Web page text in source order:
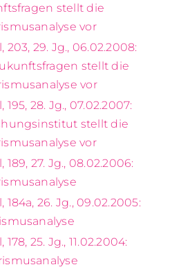
stellt die
vor
29. Jg., 06.02.2008:
stellt die
vor
28. Jg., 07.02.2007:
stellt die
vor
27. Jg., 08.02.2006:
26. Jg., 09.02.2005:
25. Jg., 11.02.2004: